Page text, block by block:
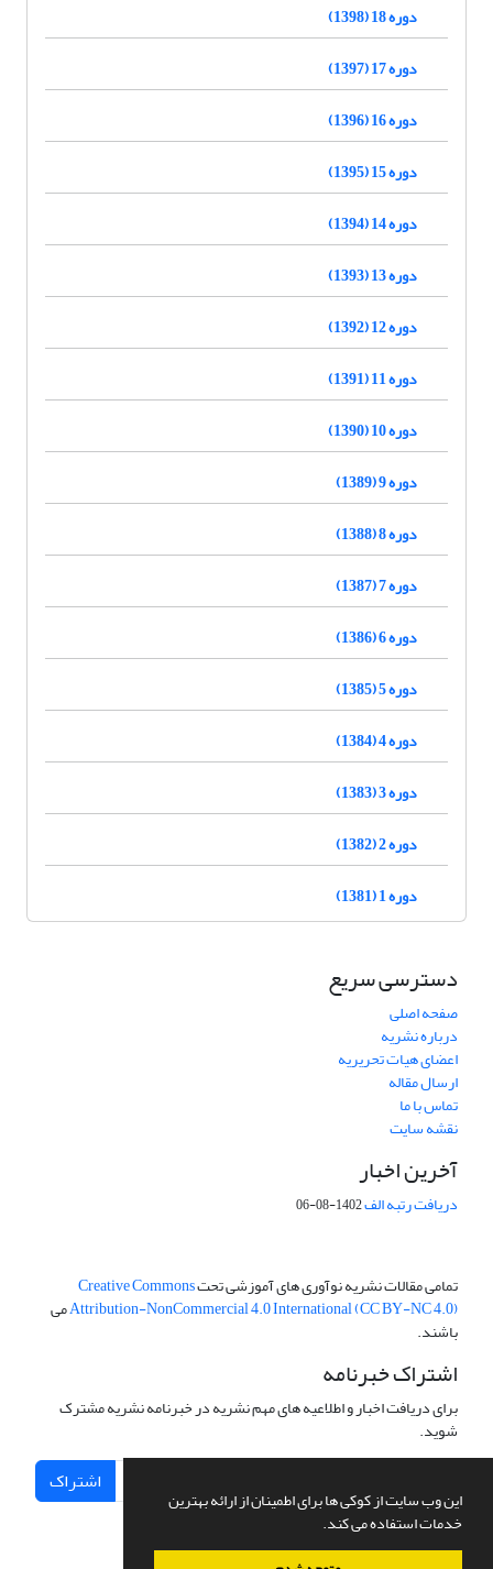
این وب سایت از کوکی ها برای اطمینان از ارائه بهترین
خدمات استفاده می کند.
دوره 18 (1398)
دوره 17 (1397)
دوره 16 (1396)
دوره 15 (1395)
دوره 14 (1394)
دوره 13 (1393)
دوره 12 (1392)
دوره 11 (1391)
دوره 10 (1390)
دوره 9 (1389)
دوره 8 (1388)
دوره 7 (1387)
دوره 6 (1386)
دوره 5 (1385)
دوره 4 (1384)
دوره 3 (1383)
دوره 2 (1382)
دوره 1 (1381)
دسترسی سریع
صفحه اصلی
درباره نشریه
اعضای هیات تحریریه
ارسال مقاله
تماس با ما
نقشه سایت
آخرین اخبار
دریافت رتبه الف1402-08-06
تمامی مقالات نشریه نوآوری های آموزشی تحتCreative Commons
Attribution-NonCommercial 4.0 International (CC BY-NC 4.0)می
باشند.
اشتراک خبرنامه
برای دریافت اخبار و اطلاعیه های مهم نشریه در خبرنامه نشریه مشترک
شوید.
اشتراک